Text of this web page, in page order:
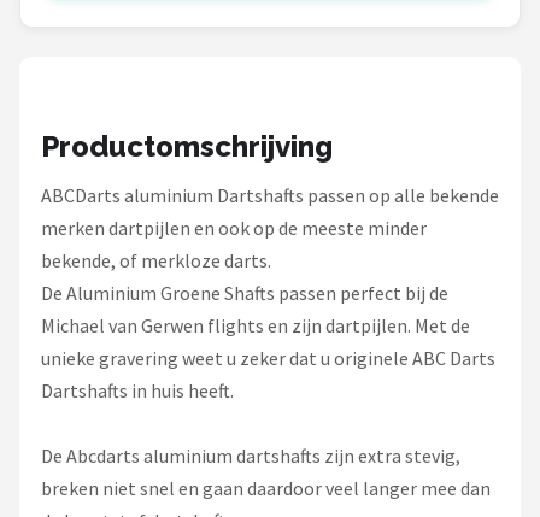
Productomschrijving
ABCDarts aluminium Dartshafts passen op alle bekende
merken dartpijlen en ook op de meeste minder
bekende, of merkloze darts.
De Aluminium Groene Shafts passen perfect bij de
Michael van Gerwen flights en zijn dartpijlen. Met de
unieke gravering weet u zeker dat u originele ABC Darts
Dartshafts in huis heeft.
De Abcdarts aluminium dartshafts zijn extra stevig,
breken niet snel en gaan daardoor veel langer mee dan